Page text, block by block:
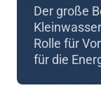
Der große
Rolle für
für die